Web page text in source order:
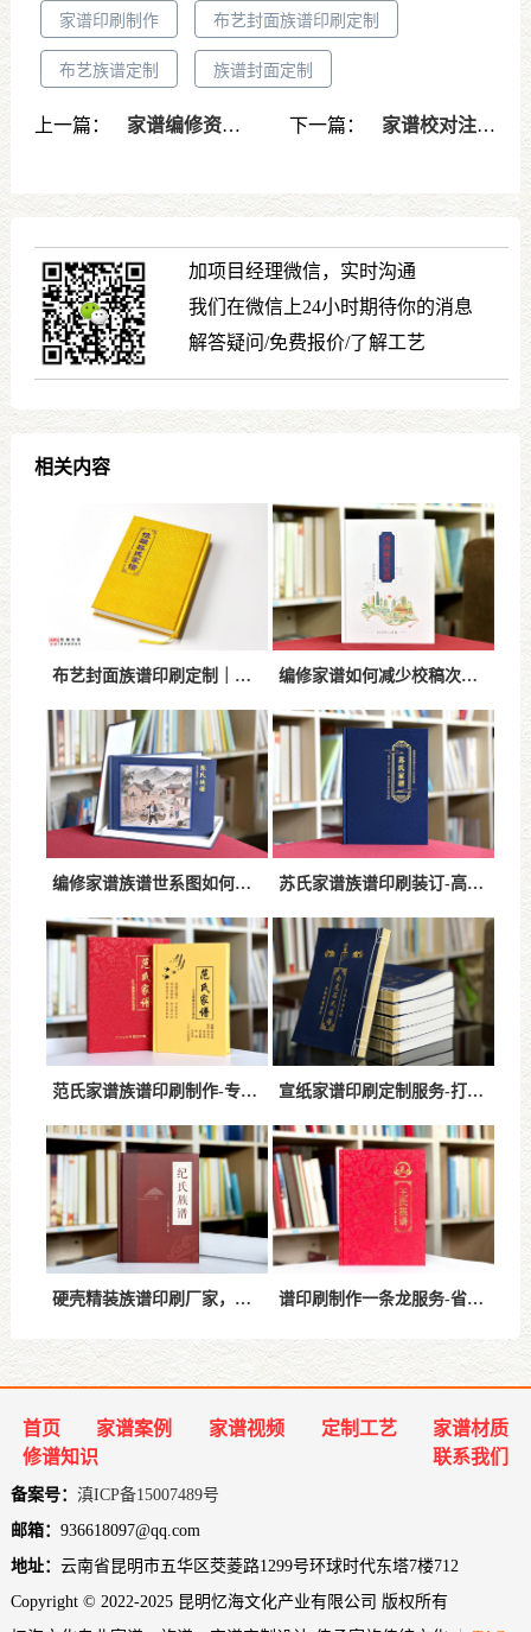
家谱印刷制作 布艺封面族谱印刷定制
布艺族谱定制 族谱封面定制
上一篇： 家谱编修资料收集指导-夯实修谱基础的关键一步 下一篇： 家谱校对注意事项清单详解-确保家谱内容准确完整不出错
加项目经理微信，实时沟通
我们在微信上24小时期待你的消息
解答疑问/免费报价/了解工艺
相关内容
布艺封面族谱印刷定制｜高端耐用，彰显家族文化底蕴 编修家谱如何减少校稿次数？掌握这些方法，让家谱制作更加高效准
编修家谱族谱世系图如何避免出错？做好这六个关键环节，提高修谱 苏氏家谱族谱印刷装订-高品质精装工艺传承百年家族文化
范氏家谱族谱印刷制作-专业精装印刷打造百年传承精品家谱 宣纸家谱印刷定制服务-打造可长期保存的高品质家
硬壳精装族谱印刷厂家，打造高品质耐久传世族谱 谱印刷制作一条龙服务-省心高效完成家族文化传承
首页 家谱案例 家谱视频 定制工艺
家谱材质
修谱知识
联系我们
备案号： 滇ICP备15007489号
邮箱： 936618097@qq.com
地址： 云南省昆明市五华区茭菱路1299号环球时代东塔7楼712
Copyright © 2022-2025 昆明忆海文化产业有限公司 版权所有